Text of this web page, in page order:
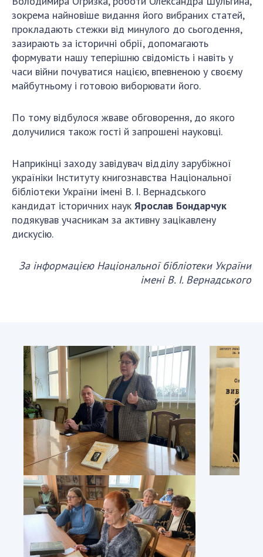
зокрема найновіше видання його вибраних статей,
прокладають стежки від минулого до сьогодення,
зазирають за історичні обрії, допомагають
формувати нашу теперішню свідомість і навіть у
часи війни почуватися нацією, впевненою у своєму
майбутньому і готовою виборювати його.
По тому відбулося жваве обговорення, до якого
долучилися також гості й запрошені науковці.
Наприкінці заходу завідувач відділу зарубіжної
україніки Інституту книгознавства Національної
бібліотеки України імені В. І. Вернадського
кандидат історичних наук Ярослав Бондарчук
подякував учасникам за активну зацікавлену
дискусію.
За інформацією Національної бібліотеки України
імені В. І. Вернадського